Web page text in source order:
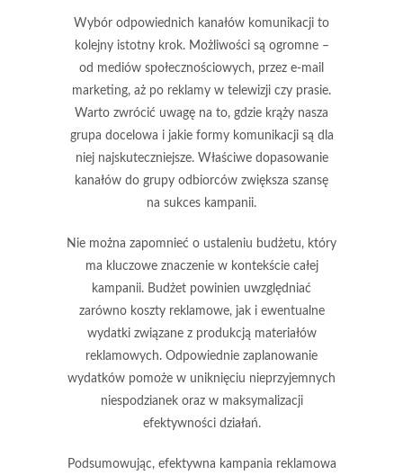
Wybór odpowiednich kanałów komunikacji to
kolejny istotny krok. Możliwości są ogromne –
od mediów społecznościowych, przez e-mail
marketing, aż po reklamy w telewizji czy prasie.
Warto zwrócić uwagę na to, gdzie krąży nasza
grupa docelowa i jakie formy komunikacji są dla
niej najskuteczniejsze. Właściwe dopasowanie
kanałów do grupy odbiorców zwiększa szansę
na sukces kampanii.
Nie można zapomnieć o ustaleniu budżetu, który
ma kluczowe znaczenie w kontekście całej
kampanii. Budżet powinien uwzględniać
zarówno koszty reklamowe, jak i ewentualne
wydatki związane z produkcją materiałów
reklamowych. Odpowiednie zaplanowanie
wydatków pomoże w uniknięciu nieprzyjemnych
niespodzianek oraz w maksymalizacji
efektywności działań.
Podsumowując, efektywna kampania reklamowa